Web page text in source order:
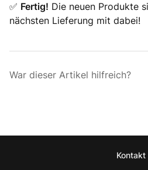
✅ Fertig! Die neuen Produkte
nächsten Lieferung mit dabei!
War dieser Artikel hilfreich?
Kontakt